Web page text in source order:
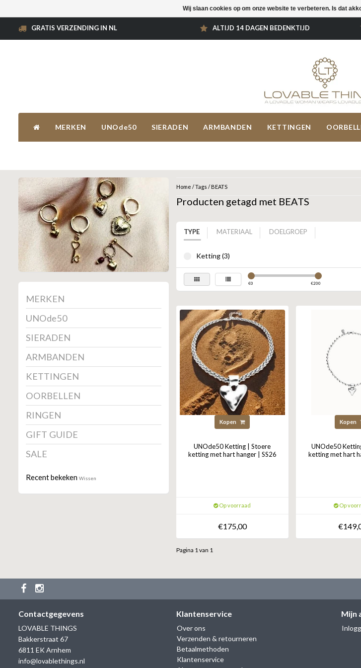
GRATIS VERZENDING IN NL ALTIJD 14 DAGEN BEDENKTIJD
MERKEN UNOde50 SIERADEN ARMBANDEN KETTINGEN
MERKEN
UNOde50
SIERADEN
ARMBANDEN
KETTINGEN
OORBELLEN
RINGEN
GIFT GUIDE
SALE
Recent bekeken Wissen
Home /Tags / BEATS
Producten getagd met BEATS
TYPE MATERIAAL DOELGROEP
Ketting (3)
€0 €200
Kopen
UNOde50 Ketting | Stoere
ketting met hart hanger | SS26
Op voorraad
€175,00
Kopen
UNOde50
ketting met hart
Op
Pagina 1 van 1
Contactgegevens
LOVABLE THINGS
Bakkerstraat 67
6811 EK Arnhem
info@lovablethings.nl
Klantenservice
Over ons
Verzenden & retourneren
Betaalmethoden
Klantenservice
Mijn
Wij slaan cookies op om onze website te verbeteren. Is dat